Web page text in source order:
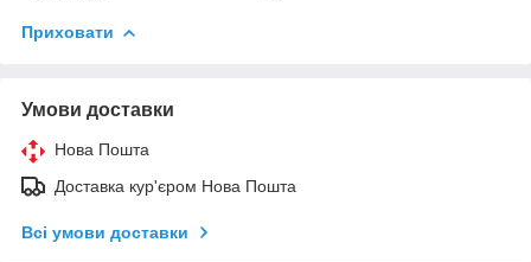
Приховати
Умови доставки
Нова Пошта
Доставка кур'єром Нова Пошта
Всі умови доставки